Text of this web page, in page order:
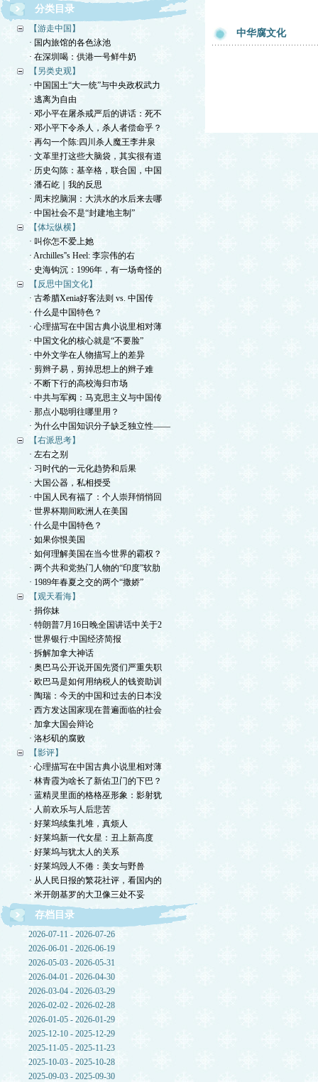
分类目录
【游走中国】
· 国内旅馆的各色泳池
· 在深圳喝：供港一号鲜牛奶
【另类史观】
· 中国国土“大一统”与中央政权武力
· 逃离为自由
· 邓小平在屠杀戒严后的讲话：死不
· 邓小平下令杀人，杀人者偿命乎？
· 再勾一个陈:四川杀人魔王李井泉
· 文革里打这些大脑袋，其实很有道
· 历史勾陈：基辛格，联合国，中国
· 潘石屹｜我的反思
· 周末挖脑洞：大洪水的水后来去哪
· 中国社会不是“封建地主制”
【体坛纵横】
· 叫你怎不爱上她
· Archilles''s Heel: 李宗伟的右
· 史海钩沉：1996年，有一场奇怪的
【反思中国文化】
· 古希腊Xenia好客法则 vs. 中国传
· 什么是中国特色？
· 心理描写在中国古典小说里相对薄
· 中国文化的核心就是“不要脸”
· 中外文学在人物描写上的差异
· 剪辫子易，剪掉思想上的辫子难
· 不断下行的高校海归市场
· 中共与军阀：马克思主义与中国传
· 那点小聪明往哪里用？
· 为什么中国知识分子缺乏独立性——
【右派思考】
· 左右之别
· 习时代的一元化趋势和后果
· 大国公器，私相授受
· 中国人民有福了：个人崇拜悄悄回
· 世界杯期间欧洲人在美国
· 什么是中国特色？
· 如果你恨美国
· 如何理解美国在当今世界的霸权？
· 两个共和党热门人物的“印度”软肋
· 1989年春夏之交的两个“撒娇”
【观天看海】
· 捐你妹
· 特朗普7月16日晚全国讲话中关于2
· 世界银行:中国经济简报
· 拆解加拿大神话
· 奥巴马公开说开国先贤们严重失职
· 欧巴马是如何用纳税人的钱资助训
· 陶瑞：今天的中国和过去的日本没
· 西方发达国家现在普遍面临的社会
· 加拿大国会辩论
· 洛杉矶的腐败
【影评】
· 心理描写在中国古典小说里相对薄
· 林青霞为啥长了新佑卫门的下巴？
· 蓝精灵里面的格格巫形象：影射犹
· 人前欢乐与人后悲苦
· 好莱坞续集扎堆，真烦人
· 好莱坞新一代女星：丑上新高度
· 好莱坞与犹太人的关系
· 好莱坞毁人不倦：美女与野兽
· 从人民日报的繁花社评，看国内的
· 米开朗基罗的大卫像三处不妥
存档目录
2026-07-11 - 2026-07-26
2026-06-01 - 2026-06-19
2026-05-03 - 2026-05-31
2026-04-01 - 2026-04-30
2026-03-04 - 2026-03-29
2026-02-02 - 2026-02-28
2026-01-05 - 2026-01-29
2025-12-10 - 2025-12-29
2025-11-05 - 2025-11-23
2025-10-03 - 2025-10-28
2025-09-03 - 2025-09-30
中华腐文化